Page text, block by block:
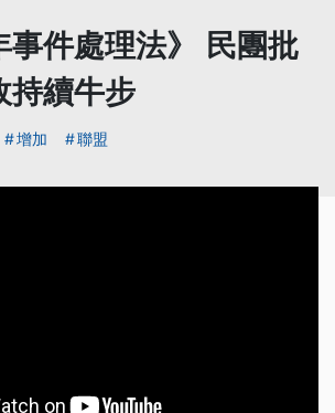
事件處理法》 民團批
持續牛步
增加 聯盟